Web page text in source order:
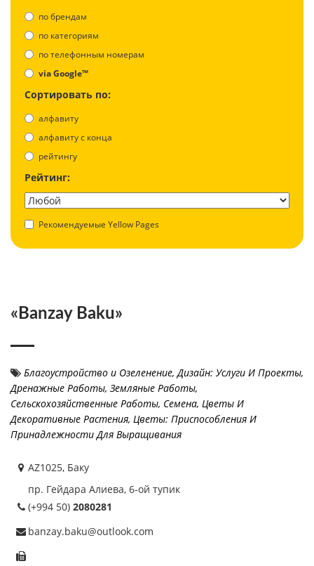
по брендам
по категориям
по телефонным номерам
via Google™
Сортировать по:
алфавиту
aлфавиту с конца
рейтингу
Рейтинг:
Рекомендуемые Yellow Pages
«Banzay Baku»
Благоустройство и Озеленение, Дизайн: Услуги И Проекты,
Дренажные Работы, Земляные Работы,
Сельскохозяйственные Работы, Семена, Цветы И
Декоративные Растения, Цветы: Приспособления И
Принадлежности Для Выращивания
AZ1025, Баку
пр. Гейдара Алиева, 6-ой тупик
(+994 50) 2080281
banzay.baku@outlook.com